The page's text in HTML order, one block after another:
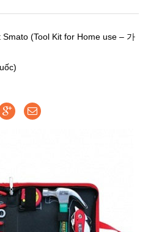
(Tool Kit for Home use – 가